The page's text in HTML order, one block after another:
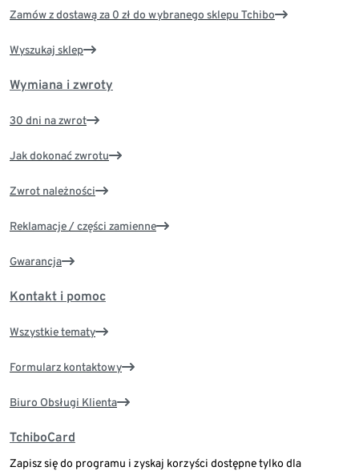
Zamów z dostawą za 0 zł do wybranego sklepu Tchibo
Wyszukaj sklep
Wymiana i zwroty
30 dni na zwrot
Jak dokonać zwrotu
Zwrot należności
Reklamacje / części zamienne
Gwarancja
Kontakt i pomoc
Wszystkie tematy
Formularz kontaktowy
Biuro Obsługi Klienta
TchiboCard
Zapisz się do programu i zyskaj korzyści dostępne tylko dla